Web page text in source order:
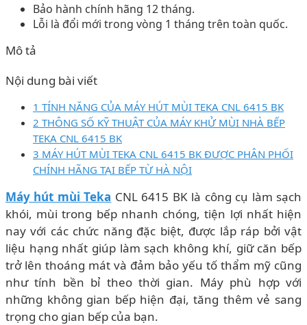
Bảo hành chính hãng 12 tháng.
Lỗi là đổi mới trong vòng 1 tháng trên toàn quốc.
Mô tả
Nội dung bài viết
1 TÍNH NĂNG CỦA MÁY HÚT MÙI TEKA CNL 6415 BK
2 THÔNG SỐ KỸ THUẬT CỦA MÁY KHỬ MÙI NHÀ BẾP
TEKA CNL 6415 BK
3 MÁY HÚT MÙI TEKA CNL 6415 BK ĐƯỢC PHÂN PHỐI
CHÍNH HÃNG TẠI BẾP TỪ HÀ NỘI
Máy hút mùi Teka CNL 6415 BK là công cụ làm sạch
khói, mùi trong bếp nhanh chóng, tiện lợi nhất hiện
nay với các chức năng đặc biệt, được lắp ráp bởi vật
liệu hạng nhất giúp làm sạch không khí, giữ căn bếp
trở lên thoáng mát và đảm bảo yếu tố thẩm mỹ cũng
như tính bền bỉ theo thời gian. Máy phù hợp với
những không gian bếp hiện đại, tăng thêm vẻ sang
trọng cho gian bếp của bạn.